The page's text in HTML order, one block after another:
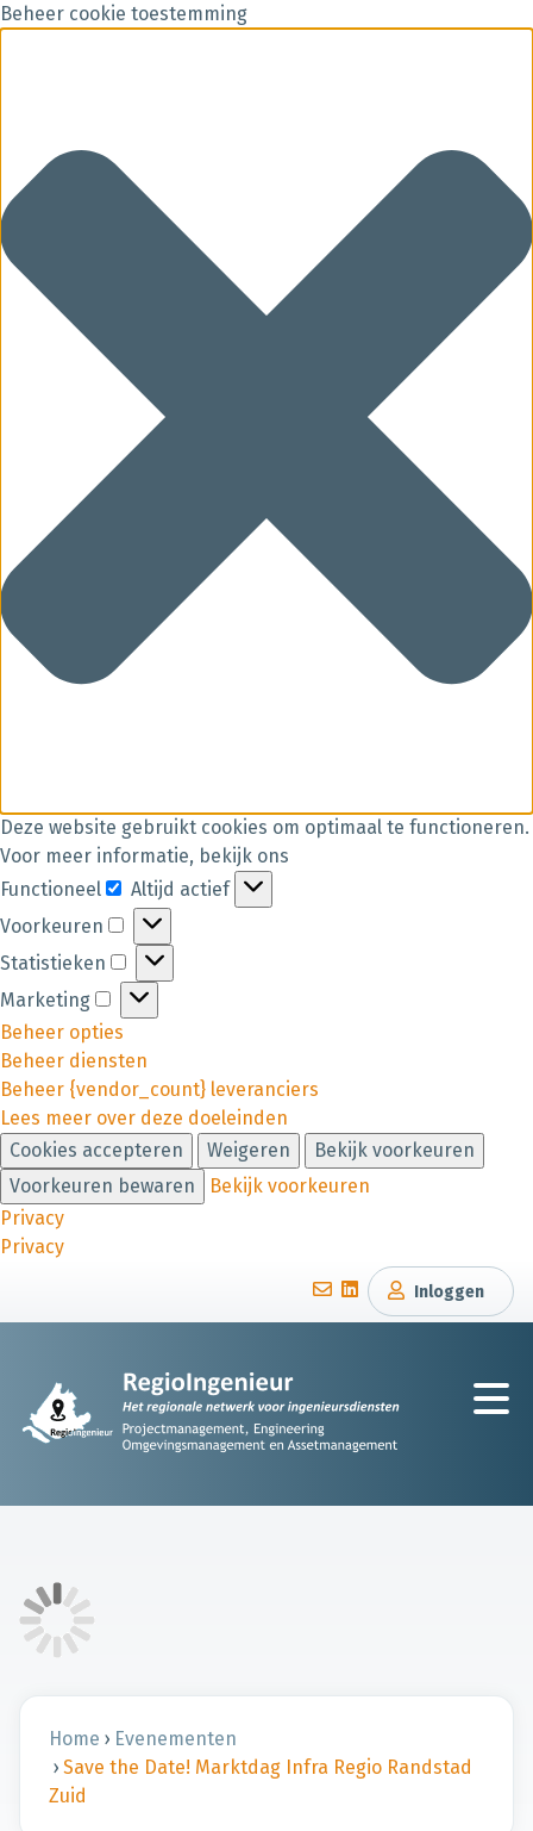
Beheer cookie toestemming
Deze website gebruikt cookies om optimaal te functioneren.
Voor meer informatie, bekijk ons
Functioneel
Altijd actief
Voorkeuren
Statistieken
Marketing
Beheer opties
Beheer diensten
Beheer {vendor_count} leveranciers
Lees meer over deze doeleinden
Cookies accepteren
Weigeren
Bekijk voorkeuren
Voorkeuren bewaren
Bekijk voorkeuren
Privacy
Privacy
Inloggen
Home › Evenementen
› Save the Date! Marktdag Infra Regio Randstad
Zuid